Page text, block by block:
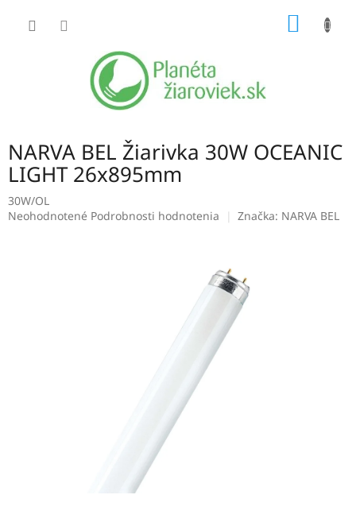
NARVA BEL Žiarivka 30W OCEANIC
LIGHT 26x895mm
30W/OL
Priemerné
Neohodnotené Podrobnosti hodnotenia Značka: NARVA BEL